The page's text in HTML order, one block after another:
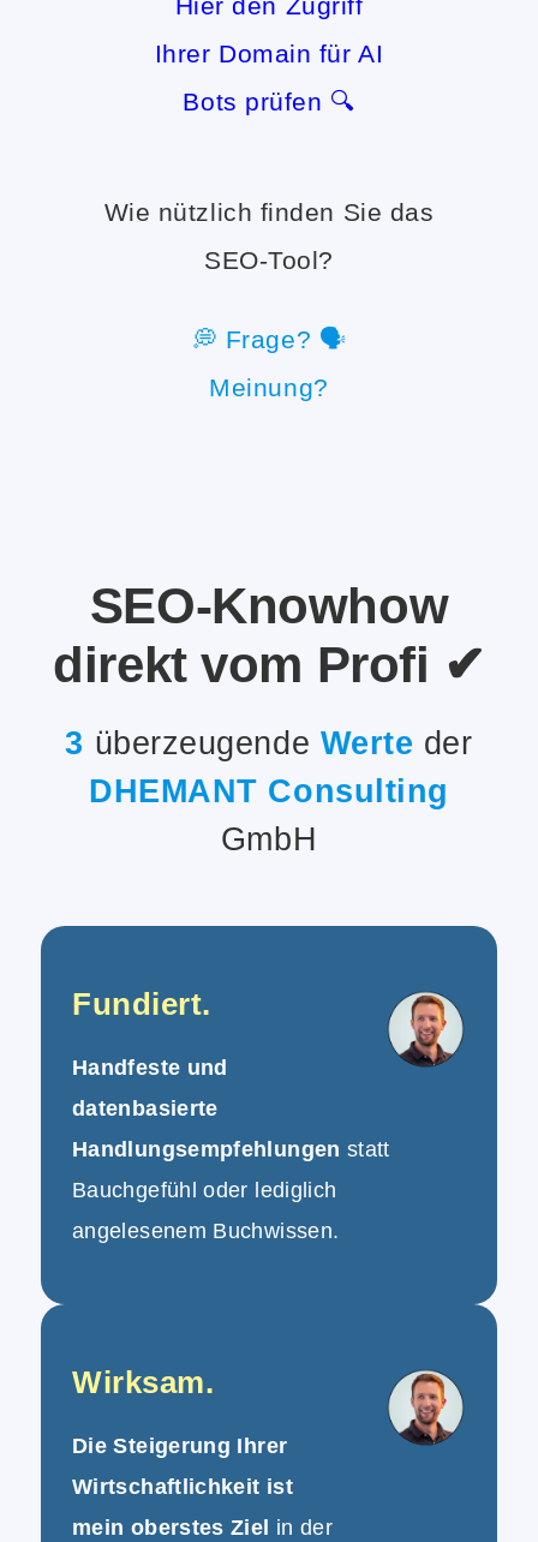
Ihrer Domain für AI
Bots prüfen 🔍
Wie nützlich finden Sie das
SEO-Tool?
💭 Frage? 🗣️
Meinung?
SEO-Knowhow
direkt vom Profi ✔
3 überzeugende Werte der
DHEMANT Consulting
GmbH
Fundiert.
Handfeste und
datenbasierte
Handlungsempfehlungen statt
Bauchgefühl oder lediglich
angelesenem Buchwissen.
Wirksam.
Die Steigerung Ihrer
Wirtschaftlichkeit ist
mein oberstes Ziel in der